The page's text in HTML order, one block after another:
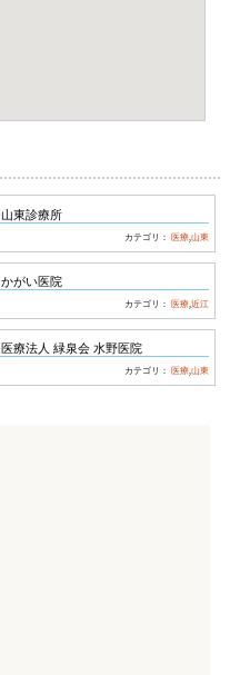
山東診療所
カテゴリ：医療 ,山東
かがい医院
カテゴリ： 医療,近江
医療法人 緑泉会 水野医院
カテゴリ： 医療,山東